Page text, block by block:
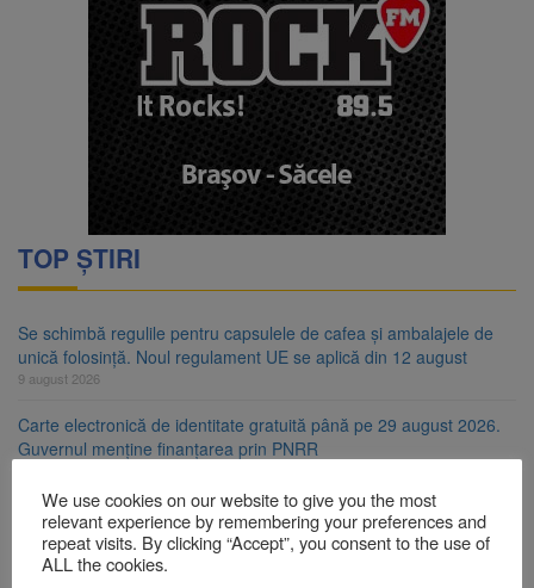
TOP ȘTIRI
Se schimbă regulile pentru capsulele de cafea și ambalajele de
unică folosință. Noul regulament UE se aplică din 12 august
9 august 2026
Carte electronică de identitate gratuită până pe 29 august 2026.
Guvernul menține finanțarea prin PNRR
Zece troițe istorice din Șcheii Brașovului vor fi restaurate.
Contractul de finanțare a fost semnat
9 august 2026
We use cookies on our website to give you the most
relevant experience by remembering your preferences and
repeat visits. By clicking “Accept”, you consent to the use of
ALL the cookies.